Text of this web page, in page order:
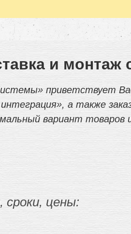
и монтаж
приветствует
а также
вариант товаров
цены: